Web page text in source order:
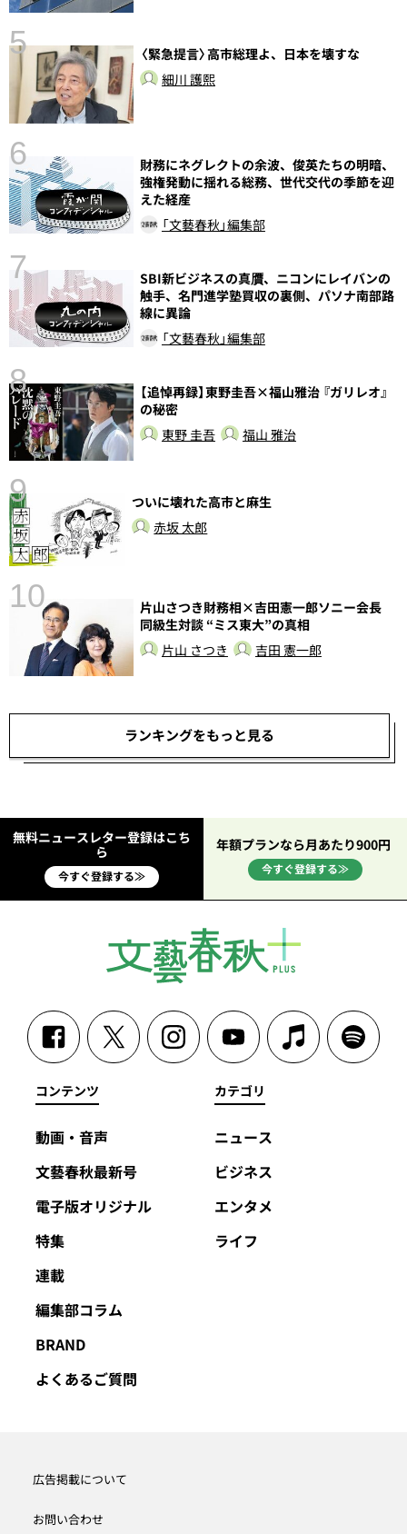
5
〈緊急提言〉高市総理よ、日本を壊すな
細川 護熙
6
財務にネグレクトの余波、俊英たちの明暗、
強権発動に揺れる総務、世代交代の季節を迎
えた経産
「文藝春秋」編集部
7
SBI新ビジネスの真贋、ニコンにレイバンの
触手、名門進学塾買収の裏側、パソナ南部路
線に異論
「文藝春秋」編集部
8
【追悼再録】東野圭吾×福山雅治 『ガリレオ』
の秘密
東野 圭吾
福山 雅治
9
ついに壊れた高市と麻生
赤坂 太郎
10
片山さつき財務相×吉田憲一郎ソニー会長
同級生対談 “ミス東大”の真相
片山 さつき
吉田 憲一郎
ランキングをもっと見る
無料ニュースレター登録はこち
ら
今すぐ登録する≫
年額プランなら月あたり900円
今すぐ登録する≫
コンテンツ
動画・音声
文藝春秋最新号
電子版オリジナル
特集
連載
編集部コラム
BRAND
よくあるご質問
カテゴリ
ニュース
ビジネス
エンタメ
ライフ
広告掲載について
お問い合わせ